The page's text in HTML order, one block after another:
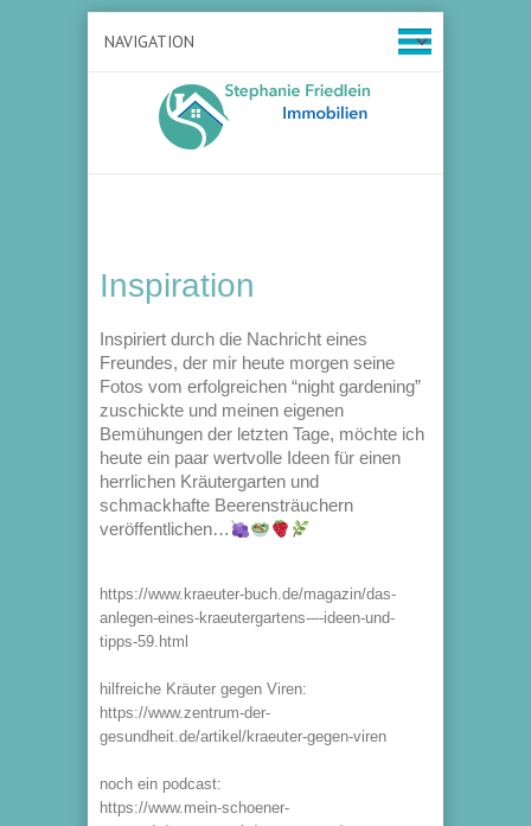
Inspiration
Inspiriert durch die Nachricht eines
Freundes, der mir heute morgen seine
Fotos vom erfolgreichen “night gardening”
zuschickte und meinen eigenen
Bemühungen der letzten Tage, möchte ich
heute ein paar wertvolle Ideen für einen
herrlichen Kräutergarten und
schmackhafte Beerensträuchern
veröffentlichen…
https://www.kraeuter-buch.de/magazin/das-
anlegen-eines-kraeutergartens-–-ideen-und-
tipps-59.html
hilfreiche Kräuter gegen Viren:
https://www.zentrum-der-
gesundheit.de/artikel/kraeuter-gegen-viren
noch ein podcast:
https://www.mein-schoener-